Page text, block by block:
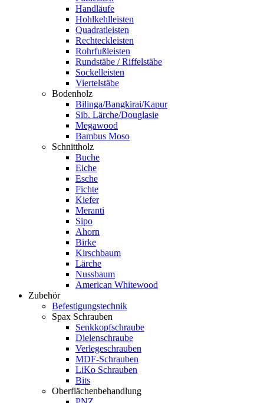
Handläufe
Hohlkehlleisten
Quadratleisten
Rechteckleisten
Rohrfußleisten
Rundstäbe / Riffelstäbe
Sockelleisten
Viertelstäbe
Bodenholz
Bilinga/Bangkirai/Kapur
Sib. Lärche/Douglasie
Megawood
Bambus Moso
Schnittholz
Buche
Eiche
Esche
Fichte
Kiefer
Meranti
Sipo
Ahorn
Birke
Kirschbaum
Lärche
Nussbaum
American Whitewood
Zubehör
Befestigungstechnik
Spax Schrauben
Senkkopfschraube
Dielenschraube
Verlegeschrauben
MDF-Schrauben
LiKo Schrauben
Bits
Oberflächenbehandlung